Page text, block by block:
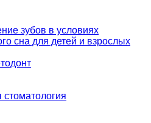
зубов в условиях
сна для детей и взрослых